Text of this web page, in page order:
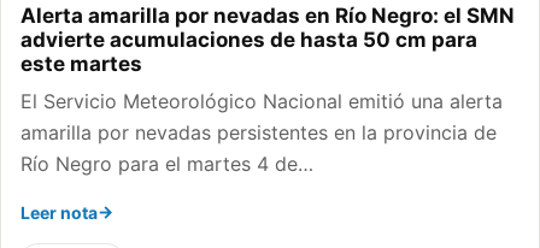
Alerta amarilla por nevadas en Río Negro: el SMN
advierte acumulaciones de hasta 50 cm para
este martes
El Servicio Meteorológico Nacional emitió una alerta
amarilla por nevadas persistentes en la provincia de
Río Negro para el martes 4 de…
Leer nota